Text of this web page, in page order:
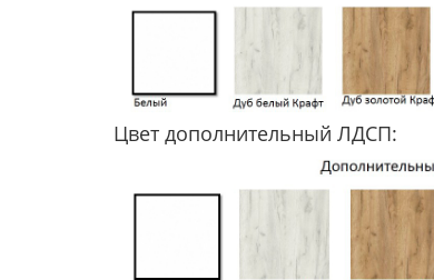
Цвет дополнительный ЛДСП: